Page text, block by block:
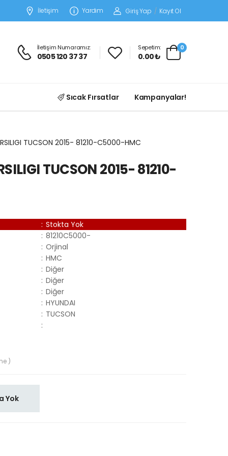
İletişim Yardım Giriş Yap / Kayıt Ol
İletişim Numaramız:
0505 120 37 37
Sepetim:
0.00 ₺
0
Sıcak Fırsatlar Kampanyalar!
TUCSON 2015- 81210-C5000-HMC
TUCSON 2015- 81210-
: Stokta Yok
: 81210C5000-
: Orjinal
: HMC
: Diğer
: Diğer
: Diğer
: HYUNDAI
: TUCSON
:
)
Yok